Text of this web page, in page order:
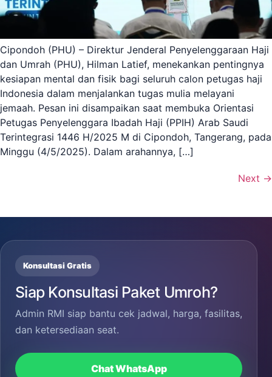
Cipondoh (PHU) – Direktur Jenderal Penyelenggaraan Haji
dan Umrah (PHU), Hilman Latief, menekankan pentingnya
kesiapan mental dan fisik bagi seluruh calon petugas haji
Indonesia dalam menjalankan tugas mulia melayani
jemaah. Pesan ini disampaikan saat membuka Orientasi
Petugas Penyelenggara Ibadah Haji (PPIH) Arab Saudi
Terintegrasi 1446 H/2025 M di Cipondoh, Tangerang, pada
Minggu (4/5/2025). Dalam arahannya, […]
Next →
Konsultasi Gratis
Siap Konsultasi Paket Umroh?
Admin RMI siap bantu cek jadwal, harga, fasilitas,
dan ketersediaan seat.
Chat WhatsApp